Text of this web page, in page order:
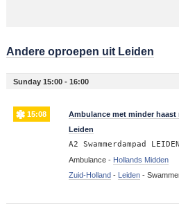
Andere oproepen uit Leiden
Sunday 15:00 - 16:00
15:08
Ambulance met minder haast
Leiden
A2 Swammerdampad
Ambulance - Hollands Midden
Zuid-Holland- Leiden-